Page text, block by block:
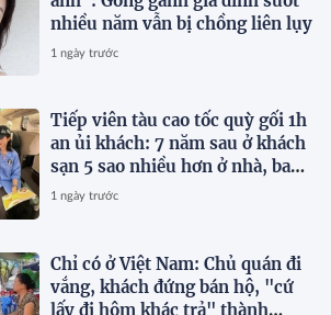
nhiều năm vẫn bị chồng liên lụy
1 ngày trước
Tiếp viên tàu cao tốc quỳ gối 1h
an ủi khách: 7 năm sau ở khách
sạn 5 sao nhiều hơn ở nhà, bay
hạng thương gia
1 ngày trước
Chỉ có ở Việt Nam: Chủ quán đi
vắng, khách đứng bán hộ, "cứ
lấy đi hôm khác trả" thành